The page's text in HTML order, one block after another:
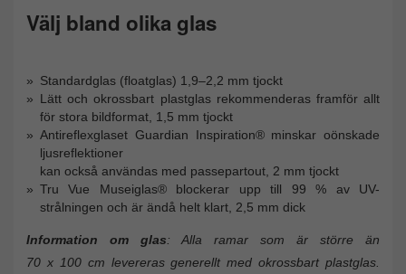
Välj bland olika glas
Standardglas (floatglas) 1,9–2,2 mm tjockt
Lätt och okrossbart plastglas rekommenderas framför allt
för stora bildformat, 1,5 mm tjockt
Antireflexglaset Guardian Inspiration® minskar oönskade
ljusreflektioner
kan också användas med passepartout, 2 mm tjockt
Tru Vue Museiglas® blockerar upp till 99 % av UV-
strålningen och är ändå helt klart, 2,5 mm dick
Information om glas: Alla ramar som är större än
70 x 100 cm levereras generellt med okrossbart plastglas.